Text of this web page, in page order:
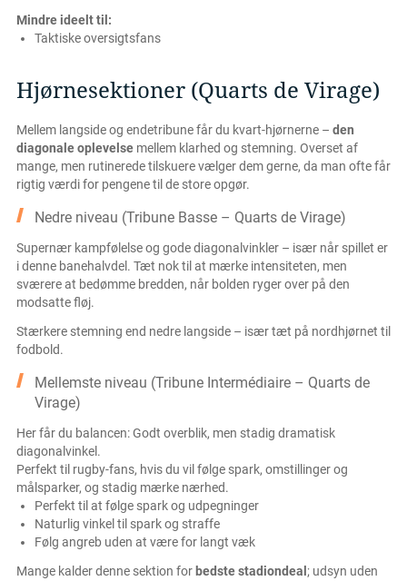
Mindre ideelt til:
Taktiske oversigtsfans
Hjørnesektioner (Quarts de Virage)
Mellem langside og endetribune får du kvart-hjørnerne – den
diagonale oplevelse mellem klarhed og stemning. Overset af
mange, men rutinerede tilskuere vælger dem gerne, da man ofte får
rigtig værdi for pengene til de store opgør.
Nedre niveau (Tribune Basse – Quarts de Virage)
Supernær kampfølelse og gode diagonalvinkler – især når spillet er
i denne banehalvdel. Tæt nok til at mærke intensiteten, men
sværere at bedømme bredden, når bolden ryger over på den
modsatte fløj.
Stærkere stemning end nedre langside – især tæt på nordhjørnet til
fodbold.
Mellemste niveau (Tribune Intermédiaire – Quarts de
Virage)
Her får du balancen: Godt overblik, men stadig dramatisk
diagonalvinkel.
Perfekt til rugby-fans, hvis du vil følge spark, omstillinger og
målsparker, og stadig mærke nærhed.
Perfekt til at følge spark og udpegninger
Naturlig vinkel til spark og straffe
Følg angreb uden at være for langt væk
Mange kalder denne sektion for bedste stadiondeal ; udsyn uden